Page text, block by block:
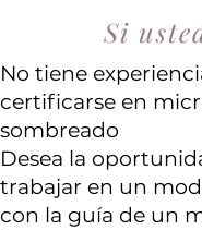
Si
No tiene
certificarse en
sombreado
Desea la
trabajar en un
con la guía de un